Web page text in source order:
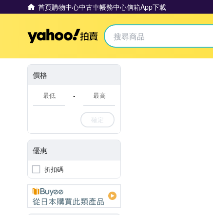
首頁購物中心中古車帳務中心信箱App下載
Yahoo拍賣
價格
-
確定
優惠
折扣碼